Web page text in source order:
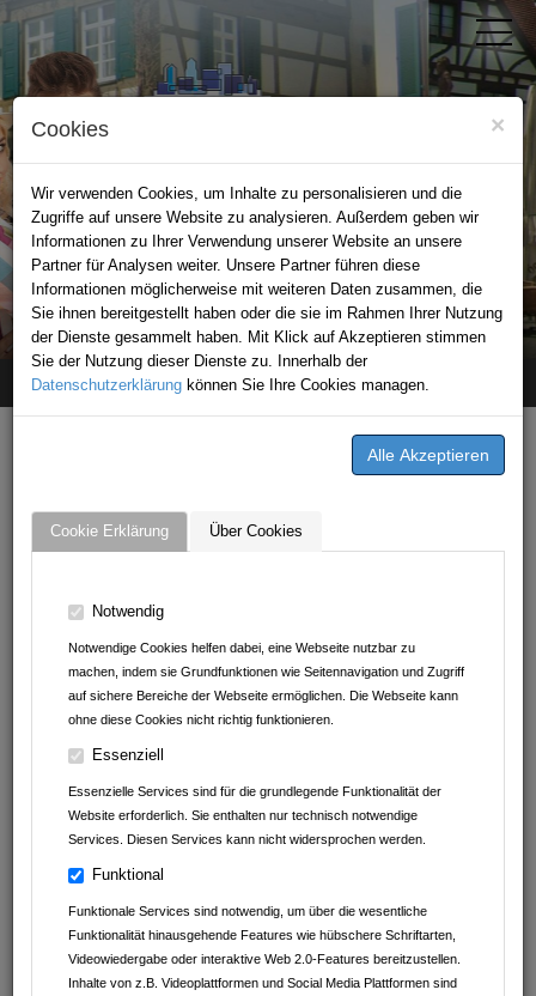
×
Cookies
Wir verwenden Cookies, um Inhalte zu personalisieren und die
Zugriffe auf unsere Website zu analysieren. Außerdem geben wir
Informationen zu Ihrer Verwendung unserer Website an unsere
Partner für Analysen weiter. Unsere Partner führen diese
Informationen möglicherweise mit weiteren Daten zusammen, die
Sie ihnen bereitgestellt haben oder die sie im Rahmen Ihrer Nutzung
der Dienste gesammelt haben. Mit Klick auf Akzeptieren stimmen
Sie der Nutzung dieser Dienste zu. Innerhalb der
Datenschutzerklärung können Sie Ihre Cookies managen.
Cookie Erklärung Über Cookies
Notwendig
Notwendige Cookies helfen dabei, eine Webseite nutzbar zu
machen, indem sie Grundfunktionen wie Seitennavigation und Zugriff
auf sichere Bereiche der Webseite ermöglichen. Die Webseite kann
ohne diese Cookies nicht richtig funktionieren.
Essenziell
Essenzielle Services sind für die grundlegende Funktionalität der
Website erforderlich. Sie enthalten nur technisch notwendige
Services. Diesen Services kann nicht widersprochen werden.
Funktional
Funktionale Services sind notwendig, um über die wesentliche
Funktionalität hinausgehende Features wie hübschere Schriftarten,
Videowiedergabe oder interaktive Web 2.0-Features bereitzustellen.
Inhalte von z.B. Videoplattformen und Social Media Plattformen sind
STADTPORTAL BRETTEN
Home stellenangebot Busfahrer/in (m/w/d)
ATC Armoloy Technology Coatings GmbH & Co.KG
Müller Reisen
Autohaus Schwarz GmbH&Co.KG
Klein Tortechnik Service